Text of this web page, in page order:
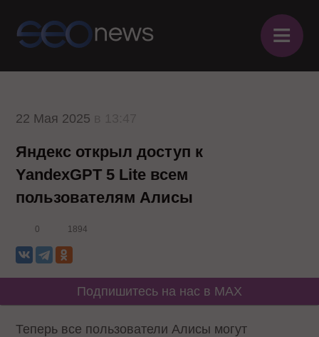
≡
22 Мая 2025
Яндекс открыл доступ к
YandexGPT 5 Lite всем
пользователям Алисы
0 1894
Подпишитесь на нас в MAX
Теперь все пользователи Алисы могут